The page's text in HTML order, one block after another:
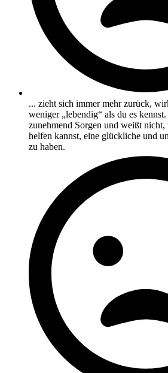
... zieht sich immer mehr zurück,
weniger „lebendig“ als du es
zunehmend Sorgen und weißt
helfen kannst, eine glückliche und
zu haben.